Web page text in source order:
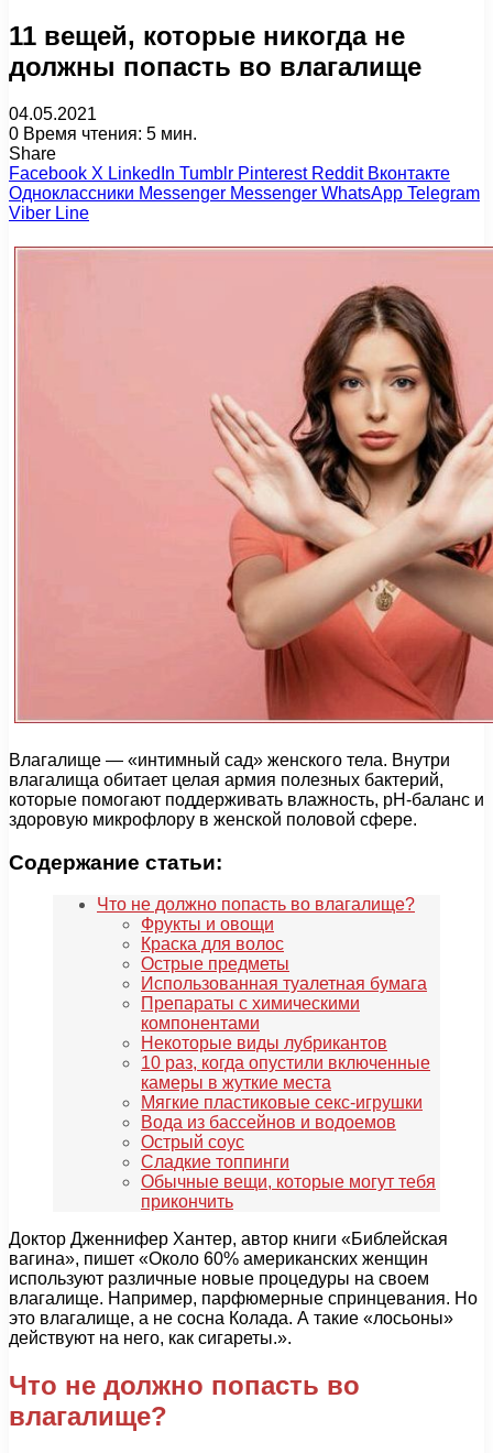
11 вещей, которые никогда не
должны попасть во влагалище
04.05.2021
0 Время чтения: 5 мин.
Share
Facebook X LinkedIn Tumblr Pinterest Reddit Вконтакте
Одноклассники Messenger Messenger WhatsApp Telegram
Viber Line
Влагалище — «интимный сад» женского тела. Внутри
влагалища обитает целая армия полезных бактерий,
которые помогают поддерживать влажность, pH-баланс и
здоровую микрофлору в женской половой сфере.
Содержание статьи:
Что не должно попасть во влагалище?
Фрукты и овощи
Краска для волос
Острые предметы
Использованная туалетная бумага
Препараты с химическими
компонентами
Некоторые виды лубрикантов
10 раз, когда опустили включенные
камеры в жуткие места
Мягкие пластиковые секс-игрушки
Вода из бассейнов и водоемов
Острый соус
Сладкие топпинги
Обычные вещи, которые могут тебя
прикончить
Доктор Дженнифер Хантер, автор книги «Библейская
вагина», пишет «Около 60% американских женщин
используют различные новые процедуры на своем
влагалище. Например, парфюмерные спринцевания. Но
это влагалище, а не сосна Колада. А такие «лосьоны»
действуют на него, как сигареты.».
Что не должно попасть во
влагалище?